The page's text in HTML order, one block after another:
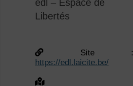
edl – Espace de
Libertés
Site :
https://edl.laicite.be/